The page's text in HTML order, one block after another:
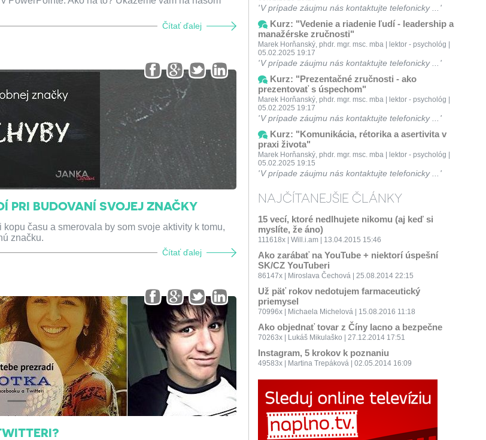
Čítať ďalej
PRI BUDOVANÍ SVOJEJ ZNAČKY
času a smerovala by som svoje aktivity k tomu,
značku.
Čítať ďalej
V prípade záujmu nás kontaktujte telefonicky ...
Kurz: "Vedenie a riadenie ľudí - leadership a
manažérske zručnosti"
Marek Horňanský, phdr. mgr. msc. mba | lektor - psychológ |
05.02.2025 19:17
V prípade záujmu nás kontaktujte telefonicky ...
Kurz: "Prezentačné zručnosti - ako
prezentovať s úspechom"
Marek Horňanský, phdr. mgr. msc. mba | lektor - psychológ |
05.02.2025 19:17
V prípade záujmu nás kontaktujte telefonicky ...
Kurz: "Komunikácia, rétorika a asertivita v
praxi života"
Marek Horňanský, phdr. mgr. msc. mba | lektor - psychológ |
05.02.2025 19:15
V prípade záujmu nás kontaktujte telefonicky ...
NAJČÍTANEJŠIE ČLÁNKY
15 vecí, ktoré nedlhujete nikomu (aj keď si
myslíte, že áno)
111618x | Will.i.am | 13.04.2015 15:46
Ako zarábať na YouTube + niektorí úspešní
SK/CZ YouTuberi
86147x | Miroslava Čechová | 25.08.2014 22:15
Už päť rokov nedotujem farmaceutický
priemysel
70996x | Michaela Michelová | 15.08.2016 11:18
Ako objednať tovar z Číny lacno a bezpečne
70263x | Lukáš Mikulaško | 27.12.2014 17:51
Instagram, 5 krokov k poznaniu
49583x | Martina Trepáková | 02.05.2014 16:09